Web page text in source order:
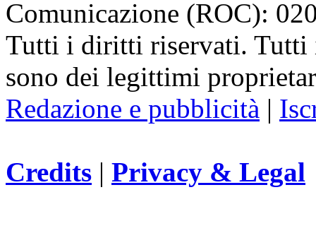
Comunicazione (ROC):
Tutti i diritti riservati. Tutti
sono dei legittimi
Redazione e pubblicità |
Credits | Privacy & Legal